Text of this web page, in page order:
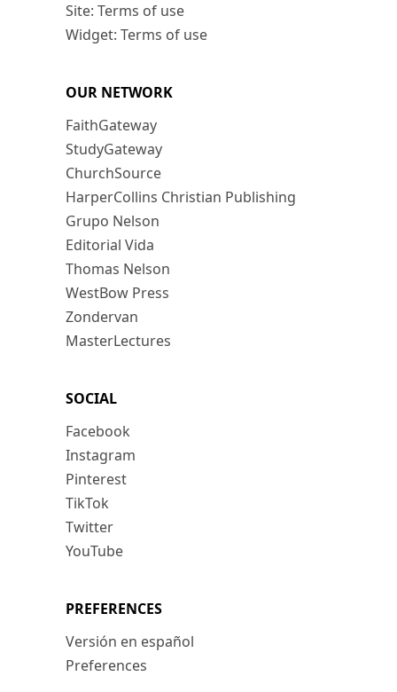
Site: Terms of use
Widget: Terms of use
OUR NETWORK
FaithGateway
StudyGateway
ChurchSource
HarperCollins Christian Publishing
Grupo Nelson
Editorial Vida
Thomas Nelson
WestBow Press
Zondervan
MasterLectures
SOCIAL
Facebook
Instagram
Pinterest
TikTok
Twitter
YouTube
PREFERENCES
Versión en español
Preferences